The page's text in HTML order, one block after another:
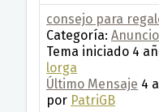
consejo para
Categoría:
Tema iniciado 4
lorga
Último Mensaje 4
por PatriGB